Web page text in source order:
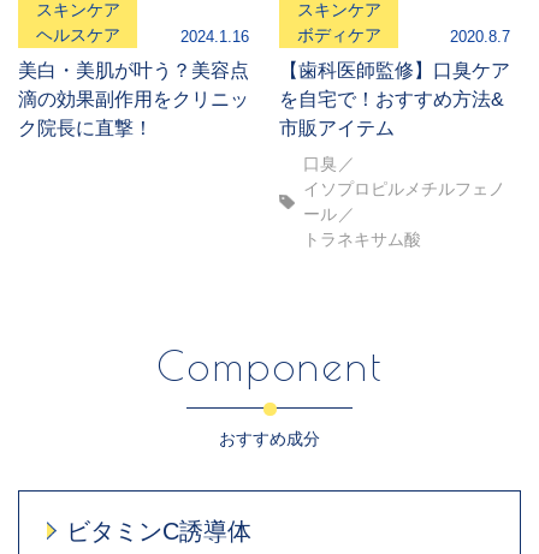
スキンケア
ヘルスケア
2024.1.16
美白・美肌が叶う？美容点
滴の効果副作用をクリニッ
ク院長に直撃！
スキンケア
ボディケア
2020.8.7
【歯科医師監修】口臭ケア
を自宅で！おすすめ方法&
市販アイテム
口臭
イソプロピルメチルフェノ
ール
トラネキサム酸
Component
おすすめ成分
ビタミンC誘導体